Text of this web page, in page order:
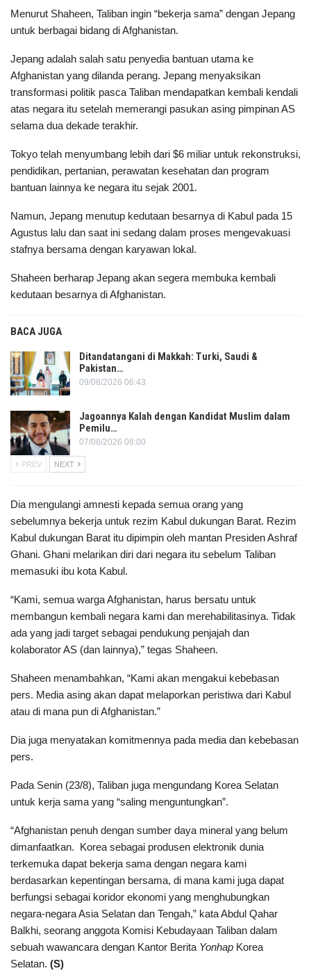
Menurut Shaheen, Taliban ingin “bekerja sama” dengan Jepang
untuk berbagai bidang di Afghanistan.
Jepang adalah salah satu penyedia bantuan utama ke
Afghanistan yang dilanda perang. Jepang menyaksikan
transformasi politik pasca Taliban mendapatkan kembali kendali
atas negara itu setelah memerangi pasukan asing pimpinan AS
selama dua dekade terakhir.
Tokyo telah menyumbang lebih dari $6 miliar untuk rekonstruksi,
pendidikan, pertanian, perawatan kesehatan dan program
bantuan lainnya ke negara itu sejak 2001.
Namun, Jepang menutup kedutaan besarnya di Kabul pada 15
Agustus lalu dan saat ini sedang dalam proses mengevakuasi
stafnya bersama dengan karyawan lokal.
Shaheen berharap Jepang akan segera membuka kembali
kedutaan besarnya di Afghanistan.
BACA JUGA
Ditandatangani di Makkah: Turki, Saudi &
Pakistan…
09/08/2026 06:43
Jagoannya Kalah dengan Kandidat Muslim dalam
Pemilu…
07/08/2026 08:00
PREV NEXT
Dia mengulangi amnesti kepada semua orang yang
sebelumnya bekerja untuk rezim Kabul dukungan Barat. Rezim
Kabul dukungan Barat itu dipimpin oleh mantan Presiden Ashraf
Ghani. Ghani melarikan diri dari negara itu sebelum Taliban
memasuki ibu kota Kabul.
“Kami, semua warga Afghanistan, harus bersatu untuk
membangun kembali negara kami dan merehabilitasinya. Tidak
ada yang jadi target sebagai pendukung penjajah dan
kolaborator AS (dan lainnya),” tegas Shaheen.
Shaheen menambahkan, “Kami akan mengakui kebebasan
pers. Media asing akan dapat melaporkan peristiwa dari Kabul
atau di mana pun di Afghanistan.”
Dia juga menyatakan komitmennya pada media dan kebebasan
pers.
Pada Senin (23/8), Taliban juga mengundang Korea Selatan
untuk kerja sama yang “saling menguntungkan”.
“Afghanistan penuh dengan sumber daya mineral yang belum
dimanfaatkan. Korea sebagai produsen elektronik dunia
terkemuka dapat bekerja sama dengan negara kami
berdasarkan kepentingan bersama, di mana kami juga dapat
berfungsi sebagai koridor ekonomi yang menghubungkan
negara-negara Asia Selatan dan Tengah,” kata Abdul Qahar
Balkhi, seorang anggota Komisi Kebudayaan Taliban dalam
sebuah wawancara dengan Kantor Berita Yonhap Korea
Selatan. (S)